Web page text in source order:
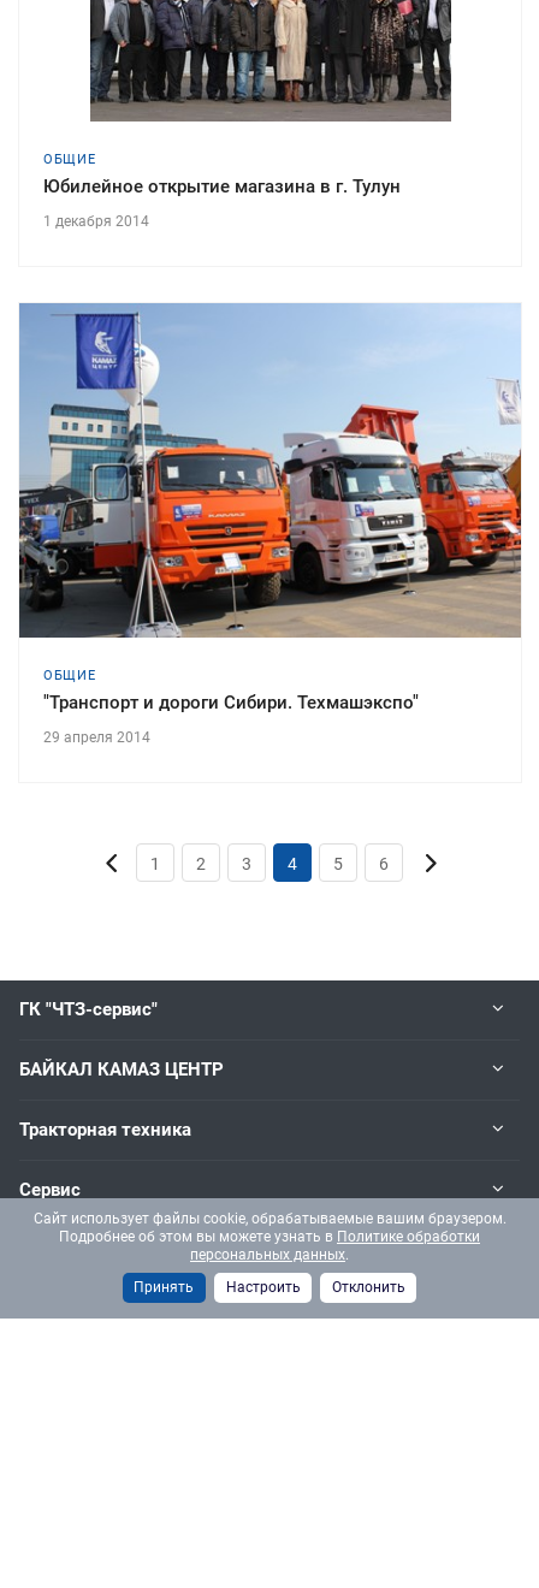
ОБЩИЕ
Юбилейное открытие магазина в г. Тулун
1 декабря 2014
ОБЩИЕ
"Транспорт и дороги Сибири. Техмашэкспо"
29 апреля 2014
1 2 3 4 5 6
ГК "ЧТЗ-сервис"
БАЙКАЛ КАМАЗ ЦЕНТР
Тракторная техника
Сервис
+7 (3952) 70-71-56
Сайт использует файлы cookie, обрабатываемые вашим браузером.
Подробнее об этом вы можете узнать в Политике обработки
персональных данных.
Принять
Настроить Отклонить